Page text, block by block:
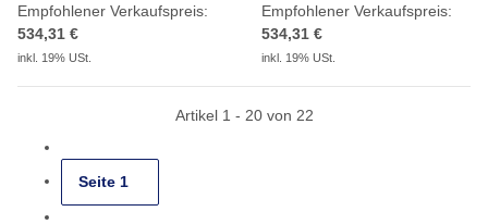
Empfohlener Verkaufspreis:
534,31 €
inkl. 19% USt.
Empfohlener Verkaufspreis:
534,31 €
inkl. 19% USt.
Artikel 1 - 20 von 22
Seite 1